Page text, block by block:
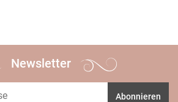
Newsletter
Abonnieren